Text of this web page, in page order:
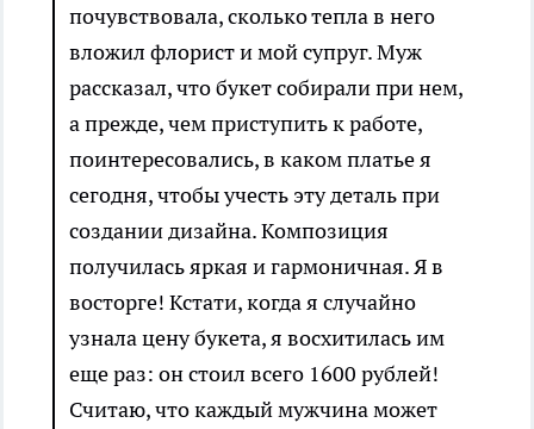
почувствовала, сколько тепла в него
вложил флорист и мой супруг. Муж
рассказал, что букет собирали при нем,
а прежде, чем приступить к работе,
поинтересовались, в каком платье я
сегодня, чтобы учесть эту деталь при
создании дизайна. Композиция
получилась яркая и гармоничная. Я в
восторге! Кстати, когда я случайно
узнала цену букета, я восхитилась им
еще раз: он стоил всего 1600 рублей!
Считаю, что каждый мужчина может